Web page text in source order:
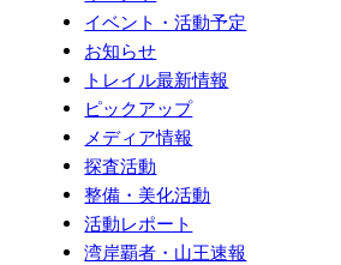
イベント・活動予定
お知らせ
トレイル最新情報
ピックアップ
メディア情報
探査活動
整備・美化活動
活動レポート
湾岸覇者・山王速報